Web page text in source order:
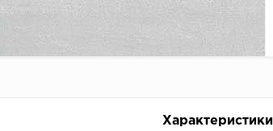
Характеристики